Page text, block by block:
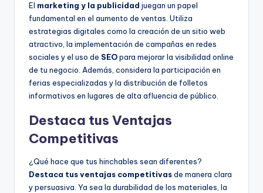
El marketing y la publicidad juegan un papel
fundamental en el aumento de ventas. Utiliza
estrategias digitales como la creación de un sitio web
atractivo, la implementación de campañas en redes
sociales y el uso de SEOpara mejorar la visibilidad online
de tu negocio. Además, considera la participación en
ferias especializadas y la distribución de folletos
informativos en lugares de alta afluencia de público.
Destaca tus Ventajas
Competitivas
¿Qué hace que tus hinchables sean diferentes?
Destaca tus ventajas competitivasde manera clara
y persuasiva. Ya sea la durabilidad de los materiales, la